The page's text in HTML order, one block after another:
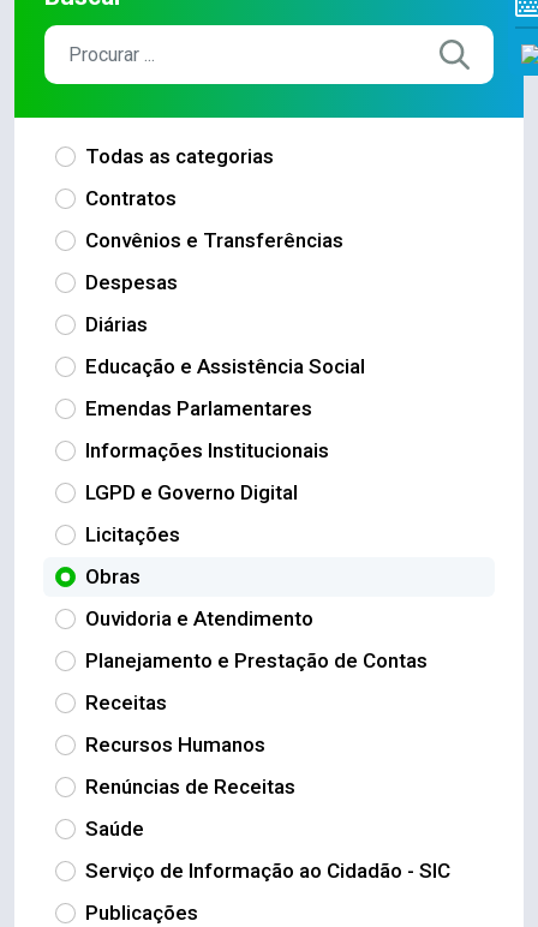
Todas as categorias
Contratos
Convênios e Transferências
Despesas
Diárias
Educação e Assistência Social
Emendas Parlamentares
Informações Institucionais
LGPD e Governo Digital
Licitações
Obras
Ouvidoria e Atendimento
Planejamento e Prestação de Contas
Receitas
Recursos Humanos
Renúncias de Receitas
Saúde
Serviço de Informação ao Cidadão - SIC
Publicações